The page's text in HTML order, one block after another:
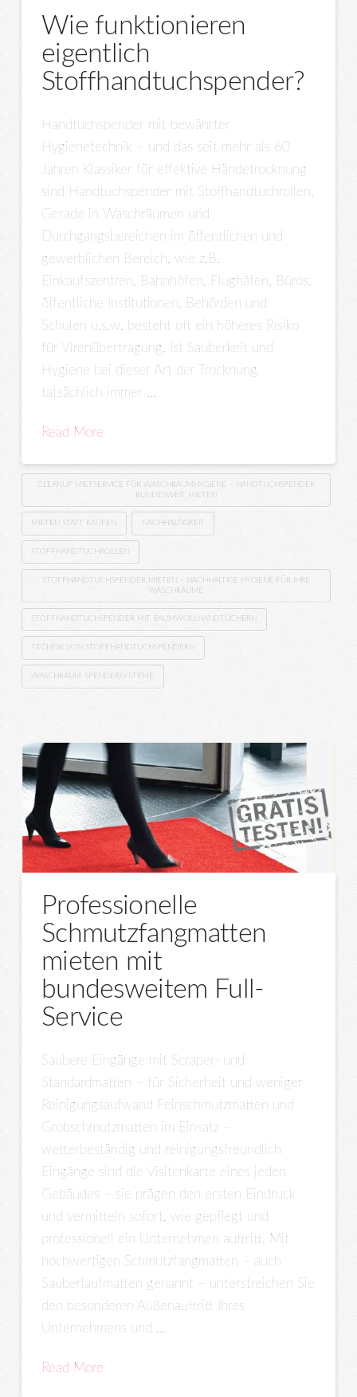
Wie funktionieren
eigentlich
Stoffhandtuchspender?
Handtuchspender mit bewährter
Hygienetechnik – und das seit mehr als 60
Jahren Klassiker für effektive Händetrocknung
sind Handtuchspender mit Stoffhandtuchrollen.
Gerade in Waschräumen und
Durchgangsbereichen im öffentlichen und
gewerblichen Bereich, wie z.B.
Einkaufszentren, Bahnhöfen, Flughäfen, Büros,
öffentliche Institutionen, Behörden und
Schulen u.s.w. besteht oft ein höheres Risiko
für Virenübertragung. Ist Sauberkeit und
Hygiene bei dieser Art der Trocknung
tatsächlich immer …
Read More
CLEANUP MIETSERVICE FÜR WASCHRAUMHYGIENE – HANDTUCHSPENDER
BUNDESWEIT MIETEN
MIETEN STATT KAUFEN NACHHALTIGKEIT
STOFFHANDTUCHROLLEN
STOFFHANDTUCHSPENDER MIETEN – NACHHALTIGE HYGIENE FÜR IHRE
WASCHRÄUME
STOFFHANDTUCHSPENDER MIT BAUMWOLLHANDTÜCHERN
TECHNIK VON STOFFHANDTUCHSPENDERN
WASCHRAUM-SPENDERSYSTEME
Professionelle
Schmutzfangmatten
mieten mit
bundesweitem Full-
Service
Saubere Eingänge mit Scraper- und
Standardmatten – für Sicherheit und weniger
Reinigungsaufwand Feinschmutzmatten und
Grobschmutzmatten im Einsatz –
wetterbeständig und reinigungsfreundlich
Eingänge sind die Visitenkarte eines jeden
Gebäudes – sie prägen den ersten Eindruck
und vermitteln sofort, wie gepflegt und
professionell ein Unternehmen auftritt. Mit
hochwertigen Schmutzfangmatten – auch
Sauberlaufmatten genannt – unterstreichen Sie
den besonderen Außenauftritt Ihres
Unternehmens und …
Read More